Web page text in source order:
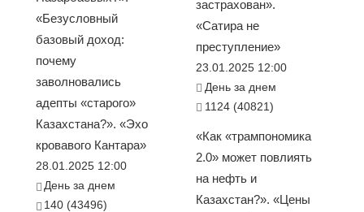
«Безусловный
базовый доход:
почему
заволновались
адепты «старого»
Казахстана?». «Эхо
кровавого Кантара»
28.01.2025 12:00
День за днем
140 (43496)
застрахован».
«Сатира не
преступление»
23.01.2025 12:00
День за днем
1124 (40821)
«Как «трампономика
2.0» может повлиять
на нефть и
Казахстан?». «Цены